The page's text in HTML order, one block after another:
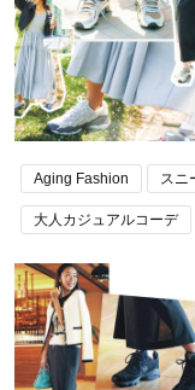
Aging Fashion スニ
大人カジュアルコーデ